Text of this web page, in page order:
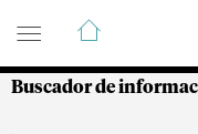
Guía de
Buscador de